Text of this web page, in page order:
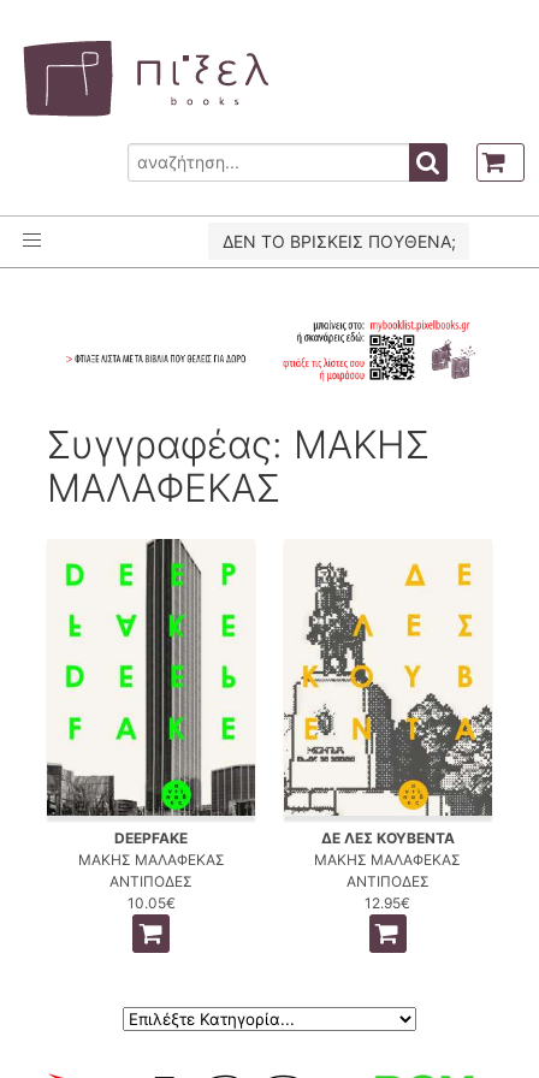
ΔΕΝ ΤΟ ΒΡΙΣΚΕΙΣ ΠΟΥΘΕΝΑ;
Συγγραφέας: ΜΑΚΗΣ
ΜΑΛΑΦΕΚΑΣ
DEEPFAKE
ΜΑΚΗΣ ΜΑΛΑΦΕΚΑΣ
ΑΝΤΙΠΟΔΕΣ
10.05€
ΔΕ ΛΕΣ ΚΟΥΒΕΝΤΑ
ΜΑΚΗΣ ΜΑΛΑΦΕΚΑΣ
ΑΝΤΙΠΟΔΕΣ
12.95€